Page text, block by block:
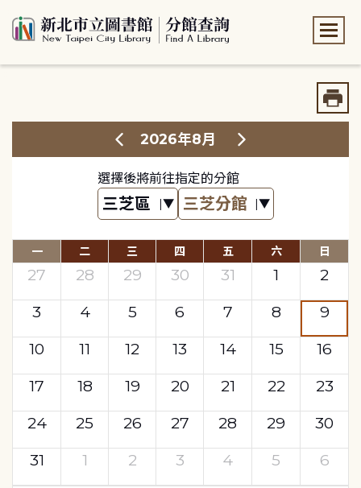
2026年8月
選擇後將前往指定的分館
一 二 三 四 五 六 日
27 28 29 30 31 1
2
3
4 5 6 7 8
9
10
11 12 13 14 15
16
17
18 19 20 21 22
23
24
25 26 27 28 29
30
31
1 2 3 4 5 6